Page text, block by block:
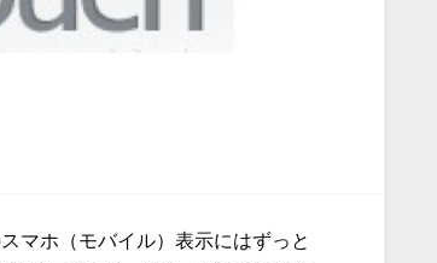
マホ（モバイル）表示にはずっと